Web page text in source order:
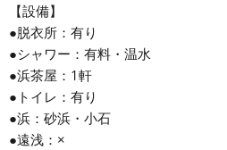
【設備】
●脱衣所：有り
●シャワー：有料・温水
●浜茶屋：1軒
●トイレ：有り
●浜：砂浜・小石
●遠浅：×